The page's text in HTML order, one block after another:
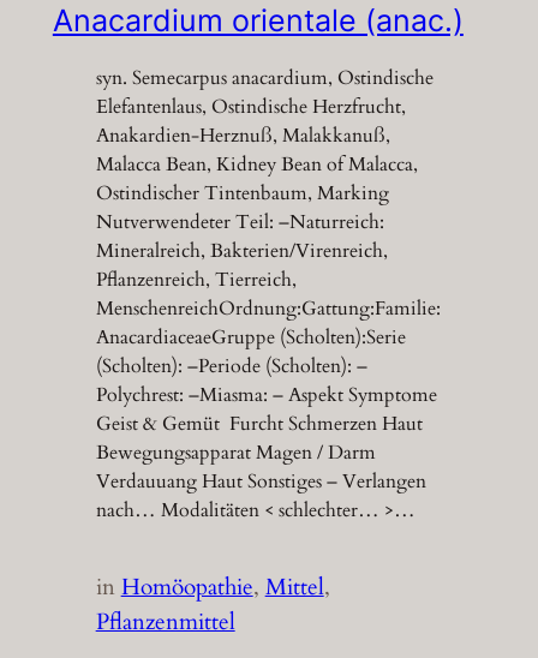
Anacardium orientale (anac.)
syn. Semecarpus anacardium, Ostindische
Elefantenlaus, Ostindische Herzfrucht,
Anakardien-Herznuß, Malakkanuß,
Malacca Bean, Kidney Bean of Malacca,
Ostindischer Tintenbaum, Marking
Nutverwendeter Teil: –Naturreich:
Mineralreich, Bakterien/Virenreich,
Pflanzenreich, Tierreich,
MenschenreichOrdnung:Gattung:Familie:
AnacardiaceaeGruppe (Scholten):Serie
(Scholten): –Periode (Scholten): –
Polychrest: –Miasma: – Aspekt Symptome
Geist & Gemüt Furcht Schmerzen Haut
Bewegungsapparat Magen / Darm
Verdauuang Haut Sonstiges – Verlangen
nach… Modalitäten < schlechter… >…
inHomöopathie, Mittel
Pflanzenmittel